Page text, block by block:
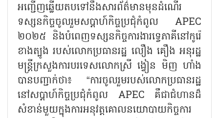
អញ្ជើញឆ្លើយតបទៅនឹងសារព័ត៌មានមុនដំណើរ
ទស្សនកិច្ចចូលរួមសប្តាហ៍កិច្ចប្រជុំកំពូល APEC
២០២៥ និងបំពេញទស្សនកិច្ចការងារទ្វេភាគីនៅកូរ៉េ
ខាងត្បូង របស់លោកប្រធានរដ្ឋ លឿង គឿង អនុរដ្ឋ
មន្ត្រីក្រសួងការបរទេសលោកស្រី ង្វៀន មិញ ហាំង
បានបញ្ជាក់ថា៖ “ការចូលរួមរបស់លោកប្រធានរដ្ឋ
នៅសប្តាហ៍កិច្ចប្រជុំកំពូល APEC គឺជាជំហានដ៏
សំខាន់មួយក្នុងការអនុវត្តគោលនយោបាយកិច្ចការ